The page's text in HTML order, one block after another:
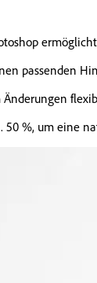
passenden
50 %, um eine